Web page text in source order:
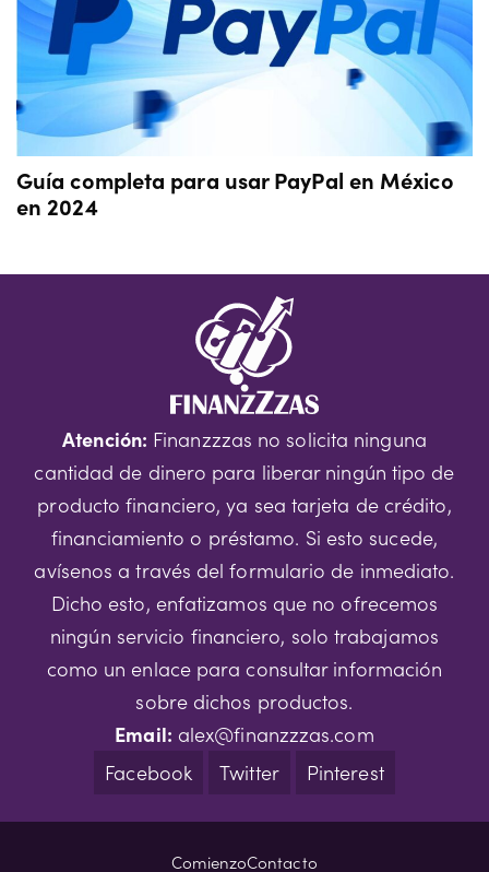
Guía completa para usar PayPal en México
en 2024
Atención: Finanzzzas no solicita ninguna
cantidad de dinero para liberar ningún tipo de
producto financiero, ya sea tarjeta de crédito,
financiamiento o préstamo. Si esto sucede,
avísenos a través del formulario de inmediato.
Dicho esto, enfatizamos que no ofrecemos
ningún servicio financiero, solo trabajamos
como un enlace para consultar información
sobre dichos productos.
Email: alex@finanzzzas.com
Facebook
Twitter Pinterest
ComienzoContacto